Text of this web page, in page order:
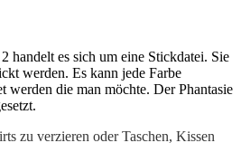
handelt es sich um eine Stickdatei. Sie
werden. Es kann jede Farbe
werden die man möchte. Der Phantasie
zu verzieren oder Taschen, Kissen